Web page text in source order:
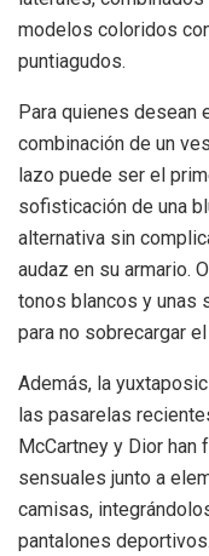
modelos coloridos
puntiagudos.
Para quienes desean
combinación de un
lazo puede ser el
sofisticación de una
alternativa sin
audaz en su armario.
tonos blancos y unas
para no sobrecargar
Además, la
las pasarelas
McCartney y Dior
sensuales junto a
camisas,
pantalones